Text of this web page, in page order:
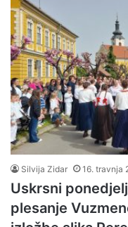
Silvija Zidar 16. travnja
Uskrsni
plesanje